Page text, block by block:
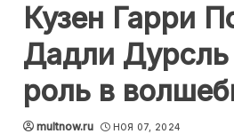
Кузен Гарри
Дадли Дурсль
роль в
multnow.ru НОЯ 07, 2024